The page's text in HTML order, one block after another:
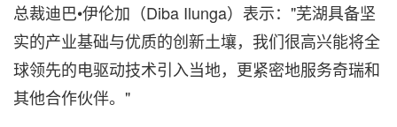
总裁迪巴•伊伦加（Diba Ilunga）表示："芜湖具备坚
实的产业基础与优质的创新土壤，我们很高兴能将全
球领先的电驱动技术引入当地，更紧密地服务奇瑞和
其他合作伙伴。"